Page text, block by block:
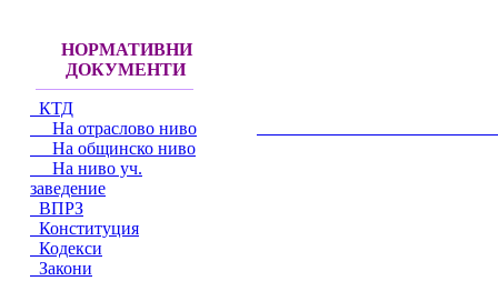
НОРМАТИВНИ
ДОКУМЕНТИ
КТД
На отраслово ниво
На общинско ниво
На ниво уч.
заведение
ВПРЗ
Конституция
Кодекси
Закони